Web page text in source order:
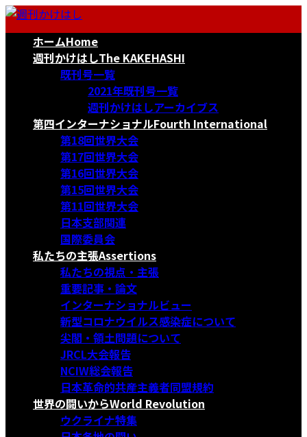
コ
ナ
ホームHome
週刊かけはしThe KAKEHASHI
既刊号一覧
2021年既刊号一覧
週刊かけはしアーカイブス
第四インターナショナルFourth International
第18回世界大会
第17回世界大会
第16回世界大会
第15回世界大会
第11回世界大会
日本支部関連
国際委員会
私たちの主張Assertions
私たちの視点・主張
重要記事・論文
インターナショナルビュー
新型コロナウイルス感染症について
尖閣・領土問題について
JRCL大会報告
NCIW総会報告
日本革命的共産主義者同盟規約
世界の闘いからWorld Revolution
ウクライナ特集